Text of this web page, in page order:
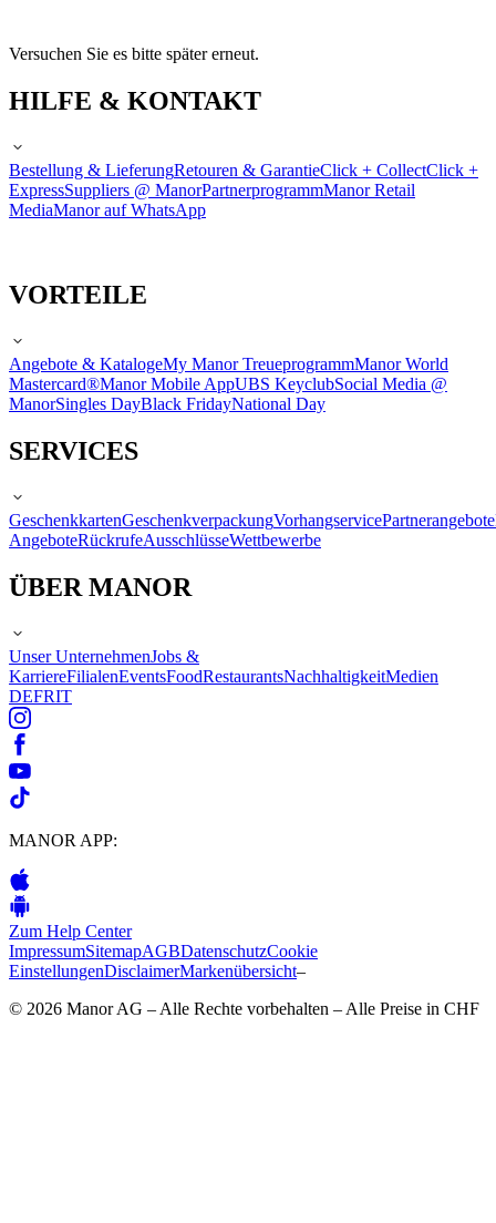
Versuchen Sie es bitte später erneut.
HILFE & KONTAKT
Bestellung & LieferungRetouren & GarantieClick + CollectClick +
ExpressSuppliers @ ManorPartnerprogrammManor Retail
MediaManor auf WhatsApp
VORTEILE
Angebote & KatalogeMy Manor TreueprogrammManor World
Mastercard®Manor Mobile AppUBS KeyclubSocial Media @
ManorSingles DayBlack FridayNational Day
SERVICES
GeschenkkartenGeschenkverpackungVorhangservicePartnerangebote
AngeboteRückrufeAusschlüsseWettbewerbe
ÜBER MANOR
Unser UnternehmenJobs &
KarriereFilialenEventsFoodRestaurantsNachhaltigkeitMedien
DEFRIT
MANOR APP:
Zum Help Center
ImpressumSitemapAGBDatenschutzCookie
EinstellungenDisclaimerMarkenübersicht–
© 2026 Manor AG – Alle Rechte vorbehalten – Alle Preise in CHF